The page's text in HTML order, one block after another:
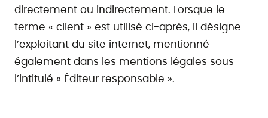
directement ou indirectement. Lorsque le
terme « client » est utilisé ci-après, il désigne
l’exploitant du site internet, mentionné
également dans les mentions légales sous
l’intitulé « Éditeur responsable ».